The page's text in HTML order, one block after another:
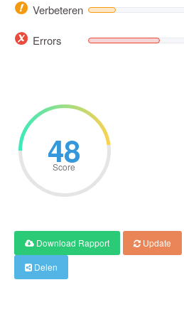
Verbeteren
Errors
48
Score
Download Rapport Update
Delen